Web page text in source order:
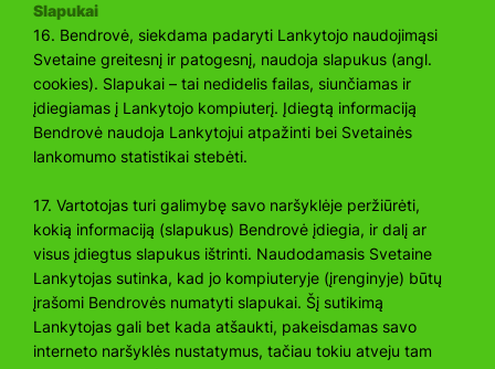
Slapukai
16. Bendrovė, siekdama padaryti Lankytojo naudojimąsi
Svetaine greitesnį ir patogesnį, naudoja slapukus (angl.
cookies). Slapukai – tai nedidelis failas, siunčiamas ir
įdiegiamas į Lankytojo kompiuterį. Įdiegtą informaciją
Bendrovė naudoja Lankytojui atpažinti bei Svetainės
lankomumo statistikai stebėti.
17. Vartotojas turi galimybę savo naršyklėje peržiūrėti,
kokią informaciją (slapukus) Bendrovė įdiegia, ir dalį ar
visus įdiegtus slapukus ištrinti. Naudodamasis Svetaine
Lankytojas sutinka, kad jo kompiuteryje (įrenginyje) būtų
įrašomi Bendrovės numatyti slapukai. Šį sutikimą
Lankytojas gali bet kada atšaukti, pakeisdamas savo
interneto naršyklės nustatymus, tačiau tokiu atveju tam